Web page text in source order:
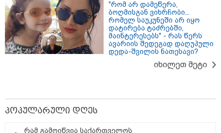
შეიძინე ალდაგის სამოგზაურო დაზღვევა და
მიიღე გაორმაგებული ინტერნეტი
"რომ არ დამეწერა,
ბოღმისგან ვიხრჩობი...
რომელ საუკუნეში არ იყო
დატირება ტაძრებში,
მაინტერესებს" - რას წერს
ავარიის შედეგად დაღუპული
დედა-შვილის ნათესავი?
იხილეთ მეტი
პოპულარული დღეს
რამ გამოიწვია საქართველოს